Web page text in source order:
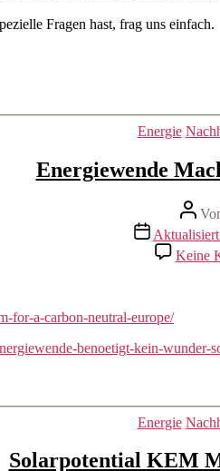
Fragen hast, frag uns einfach.
Energie
Energiewende
Beitragsdatum
Keine
for-a-carbon-neutral-europe/
benoetigt-kein-wunder-
Energie
Solarpotential KEM